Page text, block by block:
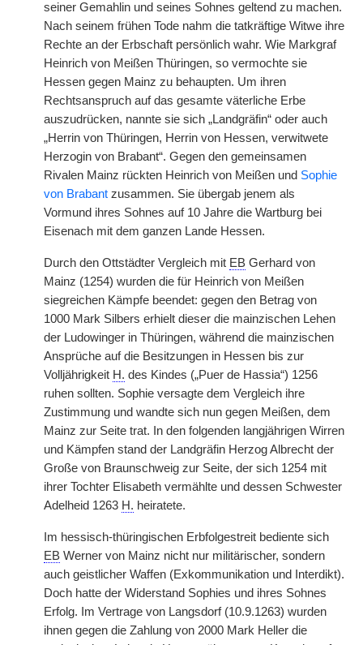
seiner Gemahlin und seines Sohnes geltend zu machen.
Nach seinem frühen Tode nahm die tatkräftige Witwe ihre
Rechte an der Erbschaft persönlich wahr. Wie Markgraf
Heinrich von Meißen Thüringen, so vermochte sie
Hessen gegen Mainz zu behaupten. Um ihren
Rechtsanspruch auf das gesamte väterliche Erbe
auszudrücken, nannte sie sich „Landgräfin“ oder auch
„Herrin von Thüringen, Herrin von Hessen, verwitwete
Herzogin von Brabant“. Gegen den gemeinsamen
Rivalen Mainz rückten Heinrich von Meißen und Sophie
von Brabant zusammen. Sie übergab jenem als
Vormund ihres Sohnes auf 10 Jahre die Wartburg bei
Eisenach mit dem ganzen Lande Hessen.
Durch den Ottstädter Vergleich mit EB Gerhard von
Mainz (1254) wurden die für Heinrich von Meißen
siegreichen Kämpfe beendet: gegen den Betrag von
1000 Mark Silbers erhielt dieser die mainzischen Lehen
der Ludowinger in Thüringen, während die mainzischen
Ansprüche auf die Besitzungen in Hessen bis zur
Volljährigkeit H. des Kindes („Puer de Hassia“) 1256
ruhen sollten. Sophie versagte dem Vergleich ihre
Zustimmung und wandte sich nun gegen Meißen, dem
Mainz zur Seite trat. In den folgenden langjährigen Wirren
und Kämpfen stand der Landgräfin Herzog Albrecht der
Große von Braunschweig zur Seite, der sich 1254 mit
ihrer Tochter Elisabeth vermählte und dessen Schwester
Adelheid 1263 H. heiratete.
Im hessisch-thüringischen Erbfolgestreit bediente sich
EB Werner von Mainz nicht nur militärischer, sondern
auch geistlicher Waffen (Exkommunikation und Interdikt).
Doch hatte der Widerstand Sophies und ihres Sohnes
Erfolg. Im Vertrage von Langsdorf (10.9.1263) wurden
ihnen gegen die Zahlung von 2000 Mark Heller die